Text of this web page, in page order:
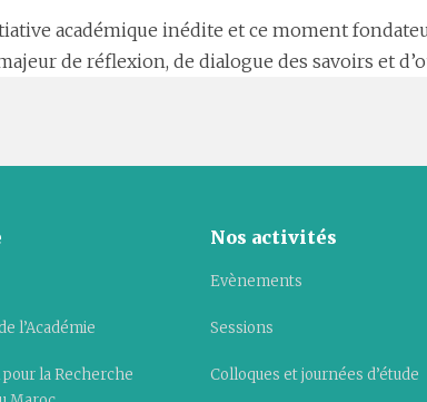
académique inédite et ce moment
de réflexion, de dialogue des savoirs et
l’Académie
pour la Recherche
Nos activités
Evènements
Sessions
Colloques et journées d’étude